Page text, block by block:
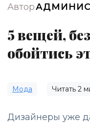
Автор
5 вещей,
обойтись
Мода Читать 2
Дизайнеры уже